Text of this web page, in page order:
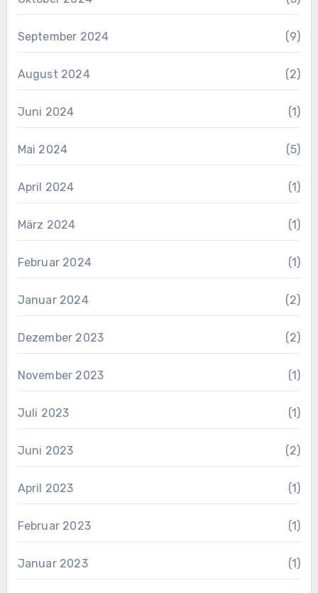
September 2024 (9)
August 2024 (2)
Juni 2024 (1)
Mai 2024 (5)
April 2024 (1)
März 2024 (1)
Februar 2024 (1)
Januar 2024 (2)
Dezember 2023 (2)
November 2023 (1)
Juli 2023 (1)
Juni 2023 (2)
April 2023 (1)
Februar 2023 (1)
Januar 2023 (1)